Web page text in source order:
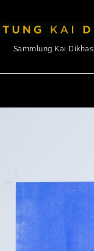
Sammlung Kai Dikhas